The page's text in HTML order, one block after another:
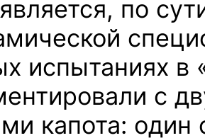
по
испытаниях в
с
капота: один